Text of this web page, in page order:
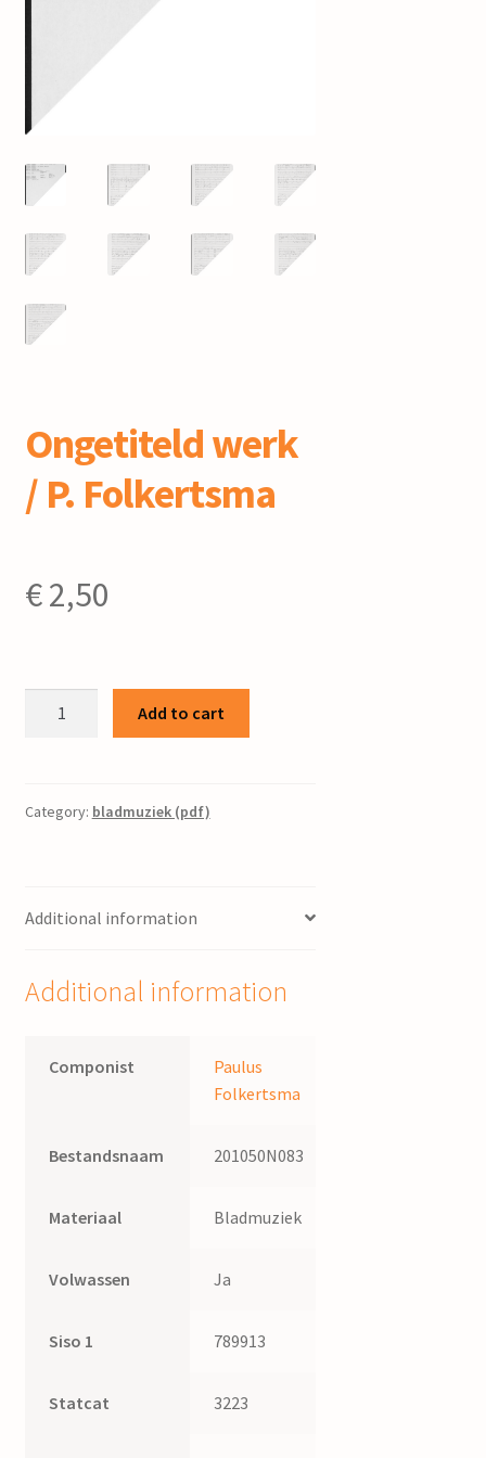
Ongetiteld werk
/ P. Folkertsma
€2,50
Folkertsma
Add to cart
Category: bladmuziek (pdf)
Additional information
Additional information
Componist
Paulus
Folkertsma
Bestandsnaam 201050N083
Materiaal Bladmuziek
Volwassen Ja
Siso 1 789913
Statcat 3223